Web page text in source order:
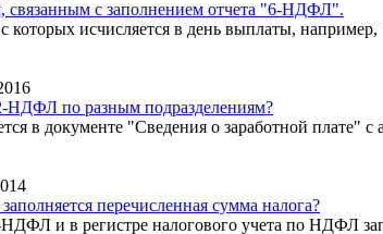
с заполнением отчета "6-НДФЛ".
исчисляется в день выплаты,
НДФЛ по разным подразделениям?
в документе "Сведения о заработной
перечисленная сумма налога?
и в регистре налогового учета по НДФЛ